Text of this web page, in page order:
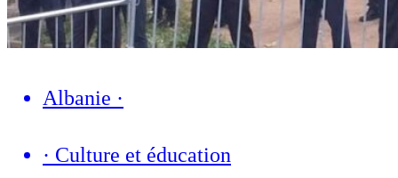
Albanie ·
· Culture et éducation